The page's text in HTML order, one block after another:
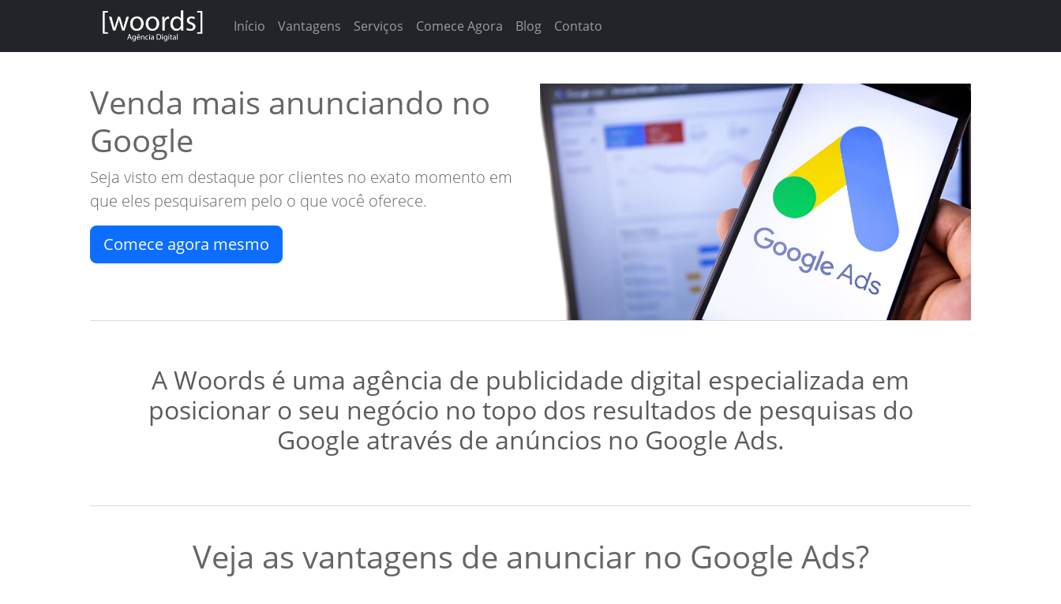
Início Vantagens Serviços Comece Agora Blog Contato
Venda mais anunciando no
Google
Seja visto em destaque por clientes no exato momento em
que eles pesquisarem pelo o que você oferece.
Comece agora mesmo
A Woords é uma agência de publicidade digital especializada em
posicionar o seu negócio no topo dos resultados de pesquisas do
Google através de anúncios no Google Ads.
Veja as vantagens de anunciar no Google Ads?